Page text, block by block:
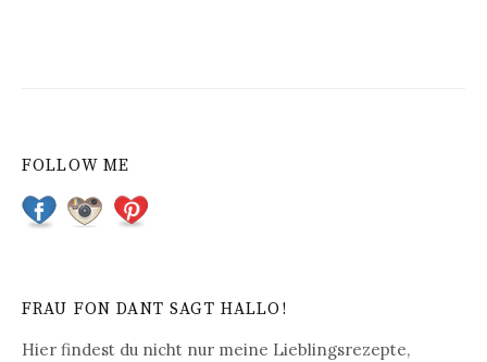
FOLLOW ME
FRAU FON DANT SAGT HALLO!
Hier findest du nicht nur meine Lieblingsrezepte,